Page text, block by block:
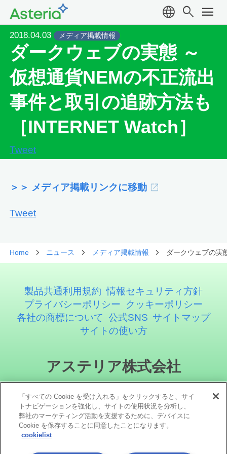
language search menu
2018.04.03 メディア掲載情報
ダークウェブの実態 ～
仮想通貨NEMの不正流出
事件と取引の追跡方法も
［INTERNET Watch］
Tweet
＞＞ メディア掲載リンクに移動
Tweet
Home ニュース メディア掲載情報 ダークウェブの実
製品共通利用規約 情報セキュリティ方針
プライバシーポリシー
クッキーポリシー
各社の商標について 公式SNS サイトマップ
サイトの使い方
アステリア株式会社
「すべての Cookie を受け入れる」をクリックすると、サイ
トナビゲーションを強化し、サイトの使用状況を分析し、
弊社のマーケティング活動を支援するために、デバイスに
Cookie を保存することに同意したことになります。
cookielist